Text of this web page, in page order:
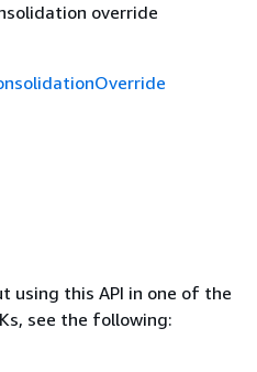
override
using this API in one of the
see the following: